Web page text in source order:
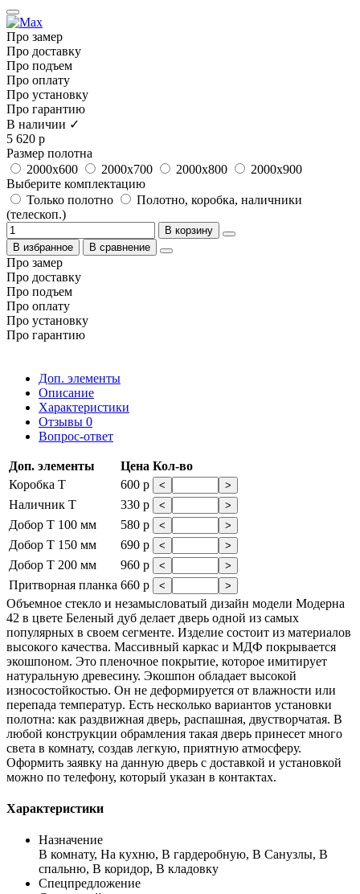
Про замер
Про доставку
Про подъем
Про оплату
Про установку
Про гарантию
В наличии ✓
5 620 р
Размер полотна
2000x600
2000x700 2000x800
2000x900
Выберите комплектацию
Только полотно
Полотно, коробка, наличники
(телескоп.)
В корзину
В избранное
В сравнение
Про замер
Про доставку
Про подъем
Про оплату
Про установку
Про гарантию
Доп. элементы
Описание
Характеристики
Отзывы 0
Вопрос-ответ
Доп. элементы Цена Кол-во
Коробка Т
600 р < >
Наличник Т 330 р < >
Добор Т 100 мм 580 р < >
Добор Т 150 мм 690 р < >
Добор Т 200 мм 960 р < >
Притворная планка 660 р < >
Объемное стекло и незамысловатый дизайн модели Модерна
42 в цвете Беленый дуб делает дверь одной из самых
популярных в своем сегменте. Изделие состоит из материалов
высокого качества. Массивный каркас и МДФ покрывается
экошпоном. Это пленочное покрытие, которое имитирует
натуральную древесину. Экошпон обладает высокой
износостойкостью. Он не деформируется от влажности или
перепада температур. Есть несколько вариантов установки
полотна: как раздвижная дверь, распашная, двустворчатая. В
любой конструкции обрамления такая дверь принесет много
света в комнату, создав легкую, приятную атмосферу.
Оформить заявку на данную дверь с доставкой и установкой
можно по телефону, который указан в контактах.
Характеристики
Назначение
В комнату, На кухню, В гардеробную, В Санузлы, В
спальню, В коридор, В кладовку
Спецпредложение